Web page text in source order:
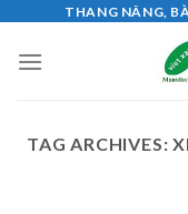
content
THANG NÂNG,
TAG ARCHIVES: